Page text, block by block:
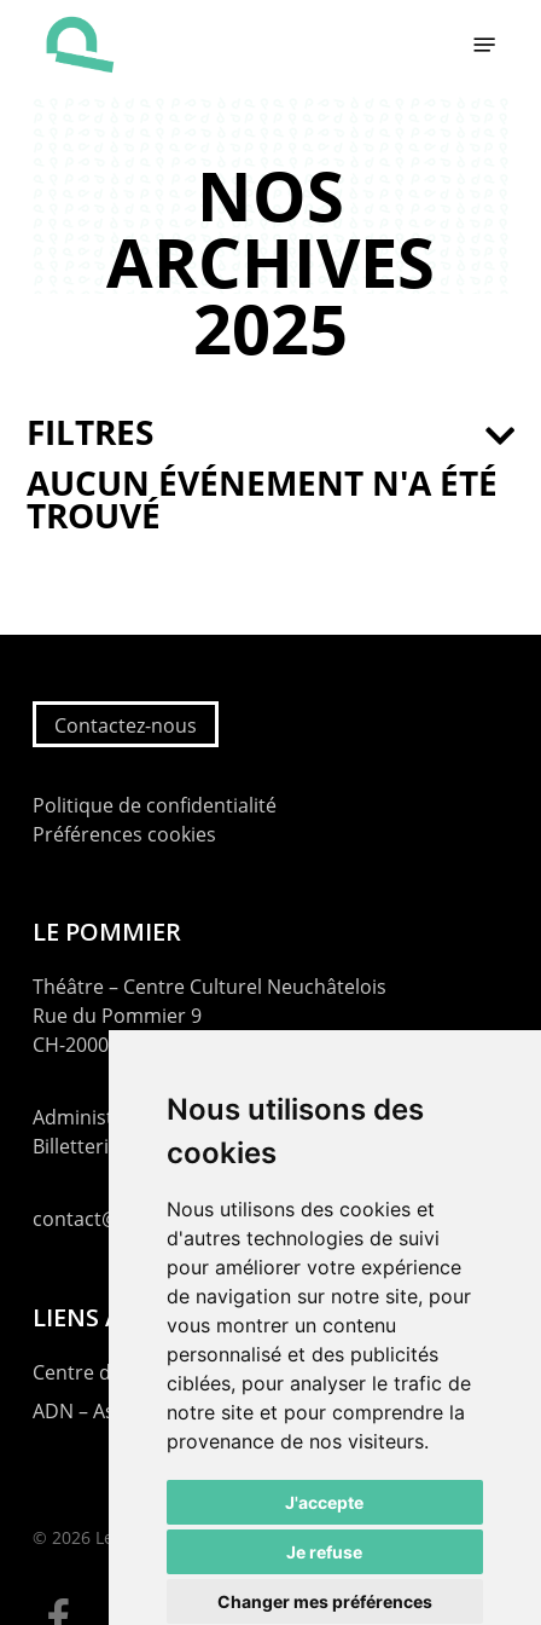
Nous utilisons des
cookies
Nous utilisons des cookies et
d'autres technologies de suivi
pour améliorer votre expérience
de navigation sur notre site, pour
vous montrer un contenu
personnalisé et des publicités
ciblées, pour analyser le trafic de
notre site et pour comprendre la
provenance de nos visiteurs.
J'accepte
Je refuse
Changer mes préférences
NOS
ARCHIVES
2025
AUCUN ÉVÉNEMENT N'A ÉTÉ
TROUVÉ
FILTRES
Contactez-nous
Politique de confidentialité
Préférences cookies
LE POMMIER
Théâtre – Centre Culturel Neuchâtelois
Rue du Pommier 9
CH-2000 Neuchâtel
Administration : +41 32 725 03 03
Billetterie : +41 32 725 05 05
contact@lepommier.ch
LIENS AMIS
Centre de culture ABC
ADN – Association Danse Neuchâtel
© 2026 Le Pommier.
facebook email